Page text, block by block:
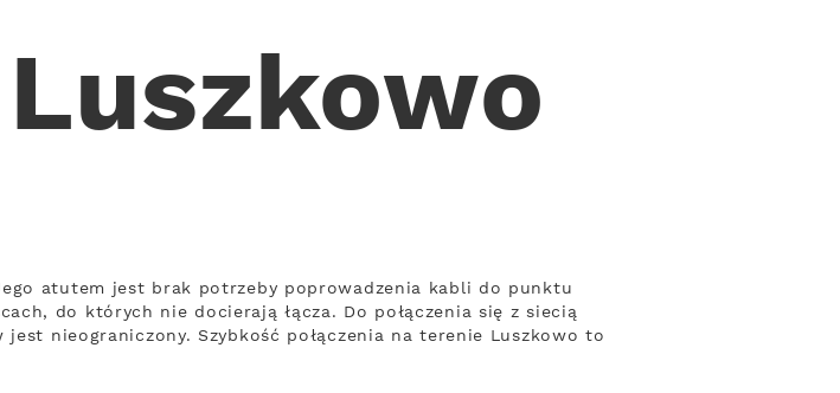
atutem jest brak potrzeby poprowadzenia kabli do punktu
do których nie docierają łącza. Do połączenia się z siecią
nieograniczony. Szybkość połączenia na terenie Luszkowo to